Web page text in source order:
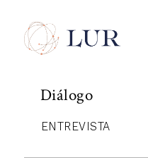
Diálogo
ENTREVISTA